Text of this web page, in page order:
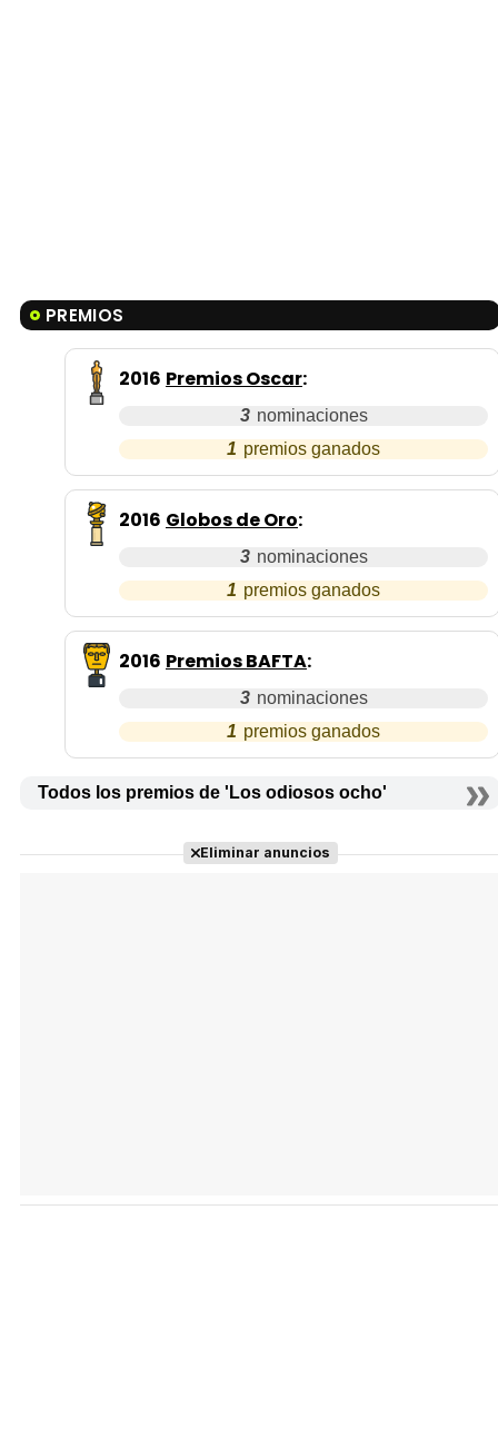
PREMIOS
2016 Premios Oscar:
3
1
2016 Globos de Oro:
3
1
2016 Premios BAFTA:
3
1
Todos los premios de 'Los odiosos ocho'
Eliminar anuncios